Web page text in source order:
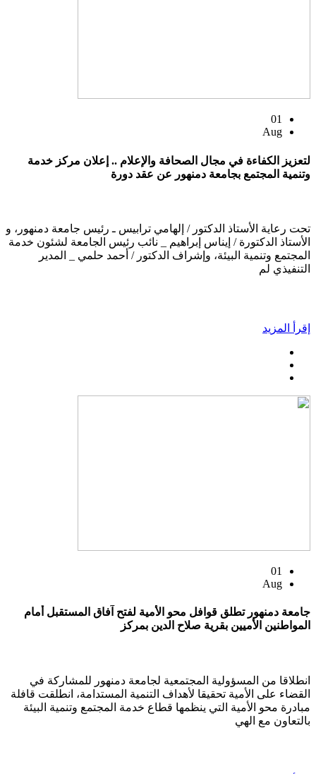
01
Aug
لتعزيز الكفاءة في مجال الصحافة والإعلام .. إعلان مركز خدمة
وتنمية المجتمع بجامعة دمنهور عن عقد دورة
تحت رعاية الأستاذ الدكتور / إلهامي ترابيس ـ رئيس جامعة دمنهور، و
الأستاذ الدكتورة / إيناس إبراهيم _ نائب رئيس الجامعة لشئون خدمة
المجتمع وتنمية البيئة، وإشراف الدكتور / أحمد حلمي _ المدير
التنفيذي لم
إقرأ المزيد
01
Aug
جامعة دمنهور تطلق قوافل محو الأمية لفتح آفاق المستقبل أمام
المواطنين الأميين بقرية صلاح الدين بمركز
انطلاقا من المسؤولية المجتمعية لجامعة دمنهور للمشاركة في
القضاء على الأمية تحقيقا لأهداف التنمية المستدامة، انطلقت قافلة
مبادرة محو الأمية التي ينظمها قطاع خدمة المجتمع وتنمية البيئة
بالتعاون مع الهي